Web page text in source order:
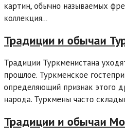
картин, обычно называемых
коллекция...
Традиции и обычаи
Традиции Туркменистана
прошлое. Туркменское
определяющий признак этого
народа. Туркмены часто
Традиции и обычаи